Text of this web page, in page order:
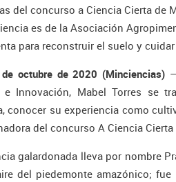
del concurso a Ciencia Cierta de
es de la Asociación
para reconstruir el suelo y
octubre de 2020 (Minciencias)
e Innovación, Mabel Torres se
conocer su experiencia como
del concurso A Ciencia
galardonada lleva por nombre
del piedemonte amazónico;